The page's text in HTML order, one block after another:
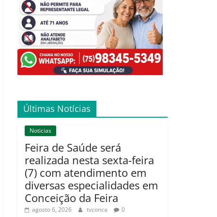
Últimas Notícias
Noticias
Feira de Saúde será
realizada nesta sexta-feira
(7) com atendimento em
diversas especialidades em
Conceição da Feira
agosto 6, 2026 tvconca 0